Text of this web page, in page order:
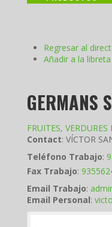
Regresar al
Añadir a la
GERMANS
FRUITES, VERDURES
Contact: VÍCTOR
Teléfono Trabajo:
Fax Trabajo:
Email Trabajo:
Email Personal: